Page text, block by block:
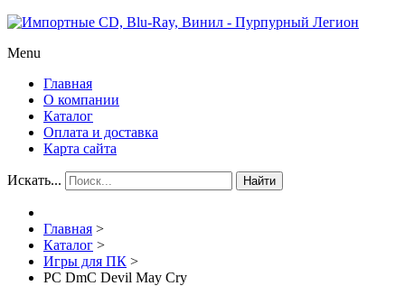
Menu
Главная
О компании
Каталог
Оплата и доставка
Карта сайта
Искать... Найти
Главная >
Каталог >
Игры для ПК >
PC DmC Devil May Cry